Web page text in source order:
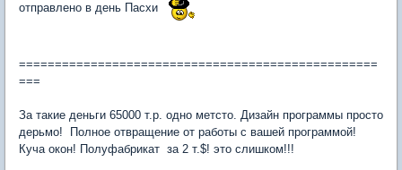
отправлено в день Пасхи
==================================================
===
За такие деньги 65000 т.р. одно метсто. Дизайн программы просто
дерьмо! Полное отвращение от работы с вашей программой!
Куча окон! Полуфабрикат за 2 т.$! это слишком!!!